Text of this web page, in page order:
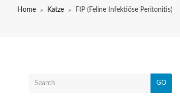
Home Katze FIP (Feline Infektiöse Peritonitis)
GO